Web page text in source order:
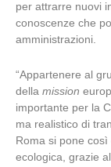
per attrarre nuovi
conoscenze che
amministrazioni.
“Appartenere al
della mission
importante per la
ma realistico di
Roma si pone
ecologica, grazie